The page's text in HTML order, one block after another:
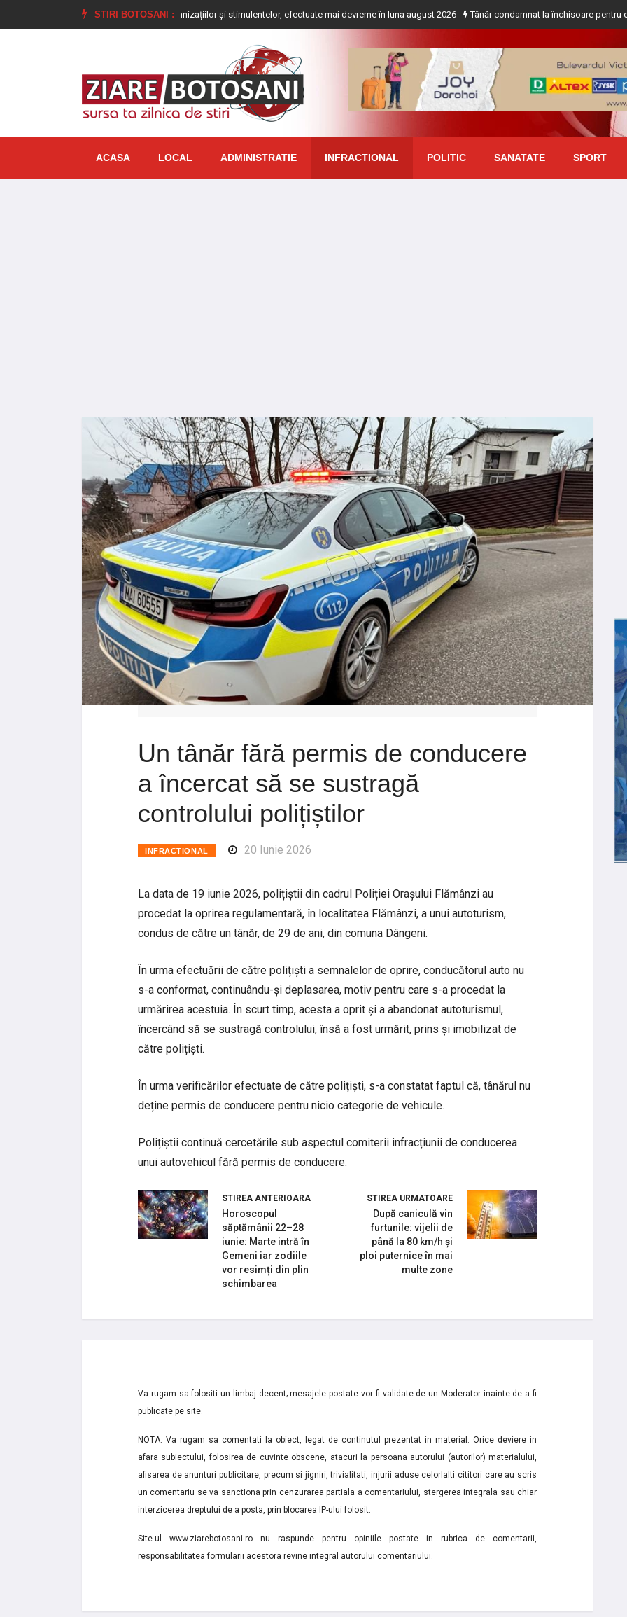
STIRI BOTOSANI :
Plățile alocațiilor, indemnizațiilor și stimulentelor, efectuate mai devreme în luna august 2026 Tânăr condamnat la închisoare pentru comiterea
ACASA LOCAL ADMINISTRATIE INFRACTIONAL POLITIC SANATATE SPORT
Un tânăr fără permis de conducere
a încercat să se sustragă
controlului polițiștilor
INFRACTIONAL 20 Iunie 2026
La data de 19 iunie 2026, polițiștii din cadrul Poliției Orașului Flămânzi au
procedat la oprirea regulamentară, în localitatea Flămânzi, a unui autoturism,
condus de către un tânăr, de 29 de ani, din comuna Dângeni.
În urma efectuării de către polițiști a semnalelor de oprire, conducătorul auto nu
s-a conformat, continuându-și deplasarea, motiv pentru care s-a procedat la
urmărirea acestuia. În scurt timp, acesta a oprit și a abandonat autoturismul,
încercând să se sustragă controlului, însă a fost urmărit, prins și imobilizat de
către polițiști.
În urma verificărilor efectuate de către polițiști, s-a constatat faptul că, tânărul nu
deține permis de conducere pentru nicio categorie de vehicule.
Polițiștii continuă cercetările sub aspectul comiterii infracțiunii de conducerea
unui autovehicul fără permis de conducere.
STIREA ANTERIOARA
Horoscopul
săptămânii 22–28
iunie: Marte intră în
Gemeni iar zodiile
vor resimți din plin
schimbarea
STIREA URMATOARE
După caniculă vin
furtunile: vijelii de
până la 80 km/h și
ploi puternice în mai
multe zone
Va rugam sa folositi un limbaj decent; mesajele postate vor fi validate de un Moderator inainte de a fi
publicate pe site.
NOTA: Va rugam sa comentati la obiect, legat de continutul prezentat in material. Orice deviere in
afara subiectului, folosirea de cuvinte obscene, atacuri la persoana autorului (autorilor) materialului,
afisarea de anunturi publicitare, precum si jigniri, trivialitati, injurii aduse celorlalti cititori care au scris
un comentariu se va sanctiona prin cenzurarea partiala a comentariului, stergerea integrala sau chiar
interzicerea dreptului de a posta, prin blocarea IP-ului folosit.
Site-ul www.ziarebotosani.ro nu raspunde pentru opiniile postate in rubrica de comentarii,
responsabilitatea formularii acestora revine integral autorului comentariului.